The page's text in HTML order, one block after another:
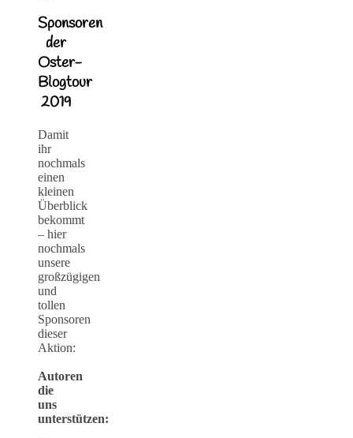
Sponsoren
der
Oster-
Blogtour
2019
Damit
ihr
nochmals
einen
kleinen
Überblick
bekommt
– hier
nochmals
unsere
großzügigen
und
tollen
Sponsoren
dieser
Aktion:
Autoren
die
uns
unterstützen: